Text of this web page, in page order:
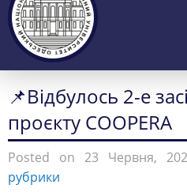
📌Відбулось 2-е
проєкту COOPERA
Posted on 23 Червня,
рубрики